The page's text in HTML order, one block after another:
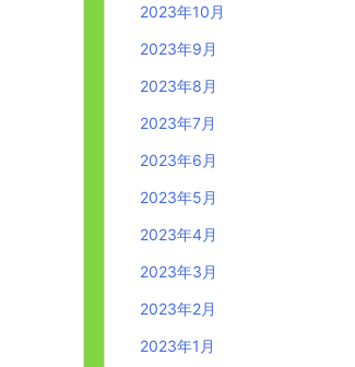
2023年10月
2023年9月
2023年8月
2023年7月
2023年6月
2023年5月
2023年4月
2023年3月
2023年2月
2023年1月